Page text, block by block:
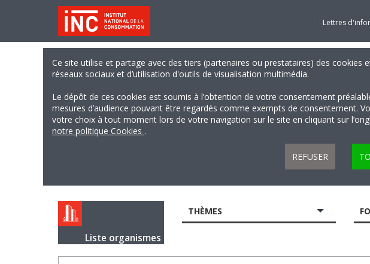
Lettres
Ce site utilise et partage avec des tiers (partenaires ou prestataires) des
réseaux sociaux et d’utilisation d'outils de visualisation multimédia.
Le dépôt de ces cookies est soumis à l’obtention de votre consentement
mesures d’audience pouvant être regardés comme exempts de consentement.
votre choix à tout moment lors de votre navigation sur le site en cliquant sur
notre politique Cookies .
REFUSER
Liste organismes
THÈMES